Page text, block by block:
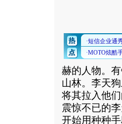
赫的人物。
山林。李天
将其拉入他
震惊不已的
开始用种种